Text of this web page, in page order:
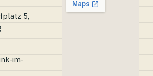
5,
im-